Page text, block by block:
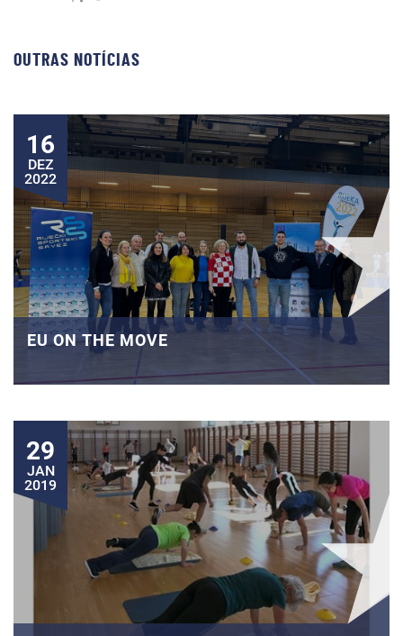
OUTRAS NOTÍCIAS
16
DEZ
2022
EU ON THE MOVE
29
JAN
2019